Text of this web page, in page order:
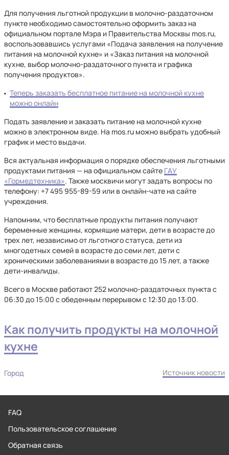
Для получения льготной продукции в молочно-раздаточном
пункте необходимо самостоятельно оформить заказ на
официальном портале Мэра и Правительства Москвы mos.ru,
воспользовавшись услугами «Подача заявления на получение
питания на молочной кухне» и «Заказ питания на молочной
кухне, выбор молочно-раздаточного пункта и графика
получения продуктов».
Теперь заказать бесплатное питание на молочной кухне
можно онлайн
Подать заявление и заказать питание на молочной кухне
можно в электронном виде. На mos.ru можно выбрать удобный
график и место выдачи.
Вся актуальная информация о порядке обеспечения льготными
продуктами питания — на официальном сайте ГАУ
«Гормедтехника». Также москвичи могут задать вопросы по
телефону: +7 495 955-89-59 или в онлайн-чате на сайте
учреждения.
Напомним, что бесплатные продукты питания получают
беременные женщины, кормящие матери, дети в возрасте до
трех лет, независимо от льготного статуса, дети из
многодетных семей в возрасте до семи лет, дети с
хроническими заболеваниями в возрасте до 15 лет, а также
дети-инвалиды.
Всего в Москве работают 252 молочно-раздаточных пункта с
06:30 до 15:00 с обеденным перерывом с 12:30 до 13:00.
Как получить продукты на молочной
кухне
Город Источник новости
FAQ
Пользовательское соглашение
Обратная связь